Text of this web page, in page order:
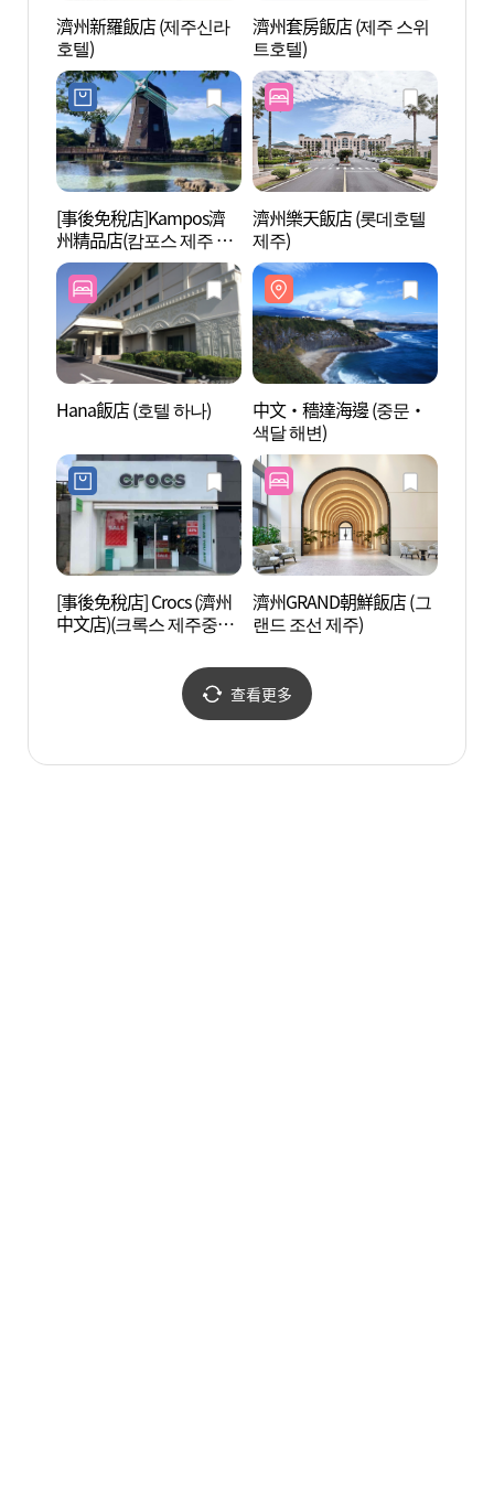
濟州新羅飯店 (제주신라
호텔)
濟州套房飯店 (제주 스위
트호텔)
[事後免稅店]Kampos濟
州精品店(캄포스 제주 부
티크)
濟州樂天飯店 (롯데호텔
제주)
Hana飯店 (호텔 하나)
中文·穡達海邊 (중문·
색달 해변)
[事後免稅店] Crocs (濟州
中文店)(크록스 제주중문
濟州GRAND朝鮮飯店 (그
랜드 조선 제주)
查看更多